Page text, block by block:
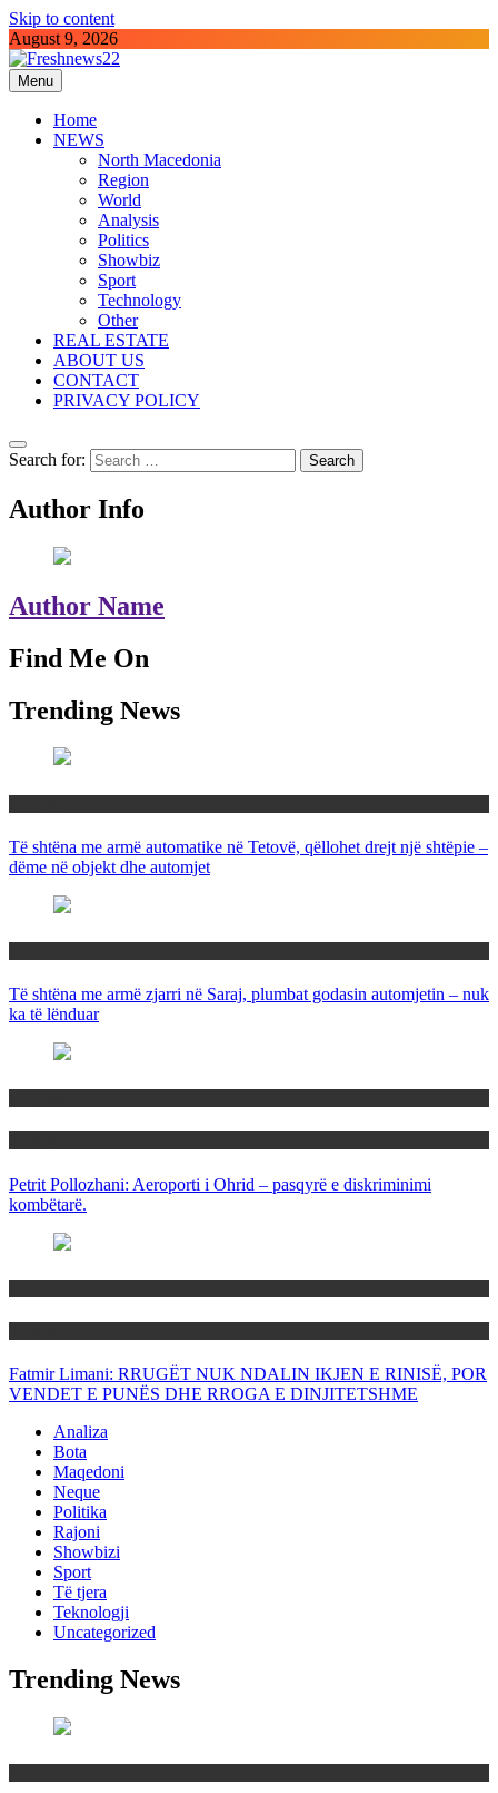
Skip to content
August 9, 2026
Freshnews22
Best News Website in North Macedonia
Menu
Home
NEWS
North Macedonia
Region
World
Analysis
Politics
Showbiz
Sport
Technology
Other
REAL ESTATE
ABOUT US
CONTACT
PRIVACY POLICY
Search for:
Author Info
Author Name
Find Me On
Trending News
Të shtëna me armë automatike në Tetovë, qëllohet drejt një shtëpie –
dëme në objekt dhe automjet
Të shtëna me armë zjarri në Saraj, plumbat godasin automjetin – nuk
ka të lënduar
Petrit Pollozhani: Aeroporti i Ohrid – pasqyrë e diskriminimi
kombëtarë.
Fatmir Limani: RRUGËT NUK NDALIN IKJEN E RINISË, POR
VENDET E PUNËS DHE RROGA E DINJITETSHME
Analiza
Bota
Maqedoni
Neque
Politika
Rajoni
Showbizi
Sport
Të tjera
Teknologji
Uncategorized
Trending News